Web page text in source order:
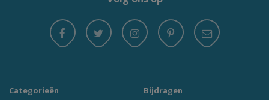
Categorieën
Bijdragen